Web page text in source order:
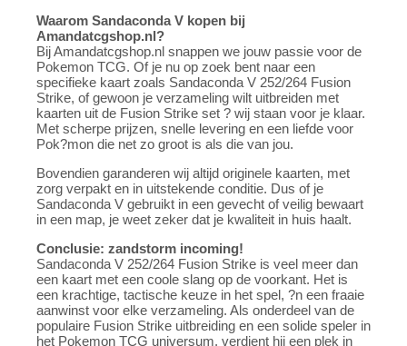
Waarom Sandaconda V kopen bij
Amandatcgshop.nl?
Bij Amandatcgshop.nl snappen we jouw passie voor de
Pokemon TCG. Of je nu op zoek bent naar een
specifieke kaart zoals Sandaconda V 252/264 Fusion
Strike, of gewoon je verzameling wilt uitbreiden met
kaarten uit de Fusion Strike set ? wij staan voor je klaar.
Met scherpe prijzen, snelle levering en een liefde voor
Pok?mon die net zo groot is als die van jou.
Bovendien garanderen wij altijd originele kaarten, met
zorg verpakt en in uitstekende conditie. Dus of je
Sandaconda V gebruikt in een gevecht of veilig bewaart
in een map, je weet zeker dat je kwaliteit in huis haalt.
Conclusie: zandstorm incoming!
Sandaconda V 252/264 Fusion Strike is veel meer dan
een kaart met een coole slang op de voorkant. Het is
een krachtige, tactische keuze in het spel, ?n een fraaie
aanwinst voor elke verzameling. Als onderdeel van de
populaire Fusion Strike uitbreiding en een solide speler in
het Pokemon TCG universum, verdient hij een plek in